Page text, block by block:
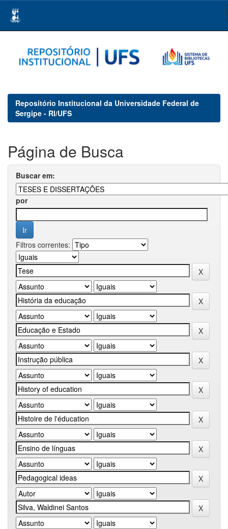
navigation
Repositório Institucional da Universidade Federal de
Sergipe - RI/UFS
Página de Busca
Buscar em:
por
Filtros correntes: